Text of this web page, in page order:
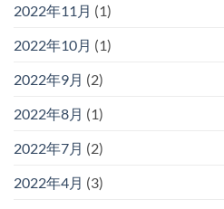
2022年11月 (1)
2022年10月 (1)
2022年9月 (2)
2022年8月 (1)
2022年7月 (2)
2022年4月 (3)